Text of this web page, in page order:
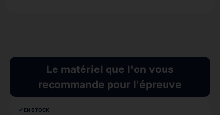
Le matériel que l'on vous
recommande pour l'épreuve
✔︎ EN STOCK